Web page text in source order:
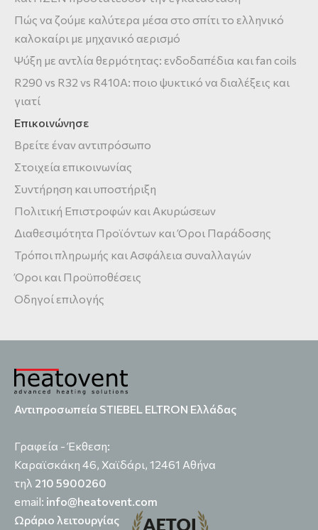
Πώς να ζούμε καλύτερα μέσα στο σπίτι το ελληνικό
καλοκαίρι με μηχανικό αερισμό
Ψύξη με αντλία θερμότητας: ενδοδαπέδια και fan coils
R290 vs R32 vs R410A: ποιο ψυκτικό να διαλέξεις και
γιατί
Επικοινώνησε
Βρείτε έναν αντιπρόσωπο
Στοιχεία επικοινωνίας
Συντήρηση και υποστήριξη
Πολιτική Επιστροφών και Ακυρώσεων
Διαθεσιμότητα Προϊόντων και Όροι Παράδοσης
Τρόποι πληρωμής και Ασφάλεια συναλλαγών
Όροι και Προϋποθέσεις
Οδηγοί επιλογής
Αντιπροσωπεία STIEBEL ELTRON Ελλάδας
Γραφεία - Έκθεση:
Καραϊσκάκη 46, Χαϊδάρι, 12461 Αθήνα
τηλ 210 5900260
email: info@heatovent.com
Ωράριο λειτουργίας